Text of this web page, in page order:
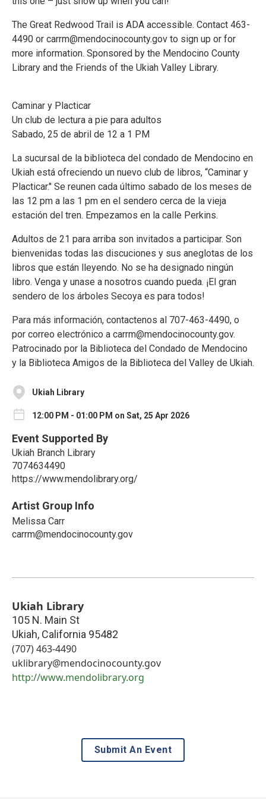
The Great Redwood Trail is ADA accessible. Contact 463-
4490 or carrm@mendocinocounty.gov to sign up or for
more information. Sponsored by the Mendocino County
Library and the Friends of the Ukiah Valley Library.
Caminar y Placticar
Un club de lectura a pie para adultos
Sabado, 25 de abril de 12 a 1 PM
La sucursal de la biblioteca del condado de Mendocino en
Ukiah está ofreciendo un nuevo club de libros, “Caminar y
Placticar." Se reunen cada último sabado de los meses de
las 12 pm a las 1 pm en el sendero cerca de la vieja
estación del tren. Empezamos en la calle Perkins.
Adultos de 21 para arriba son invitados a participar. Son
bienvenidas todas las discuciones y sus aneglotas de los
libros que están lleyendo. No se ha designado ningún
libro. Venga y unase a nosotros cuando pueda. ¡El gran
sendero de los árboles Secoya es para todos!
Para más información, contactenos al 707-463-4490, o
por correo electrónico a carrm@mendocinocounty.gov.
Patrocinado por la Biblioteca del Condado de Mendocino
y la Biblioteca Amigos de la Biblioteca del Valley de Ukiah.
Ukiah Library
12:00 PM - 01:00 PM on Sat, 25 Apr 2026
Event Supported By
Ukiah Branch Library
7074634490
https://www.mendolibrary.org/
Artist Group Info
Melissa Carr
carrm@mendocinocounty.gov
Ukiah Library
105 N. Main St
Ukiah, California 95482
(707) 463-4490
uklibrary@mendocinocounty.gov
http://www.mendolibrary.org
Submit An Event